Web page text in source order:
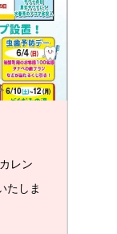
レン
たしま